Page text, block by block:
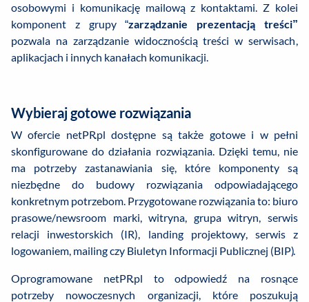
osobowymi i komunikację mailową z kontaktami. Z kolei
komponent z grupy “zarządzanie
prezentacją treści”
pozwala na zarządzanie widocznością treści w serwisach,
aplikacjach i innych kanałach komunikacji.
Wybieraj gotowe rozwiązania
W ofercie netPR.pl dostępne są także gotowe i w pełni
skonfigurowane do działania rozwiązania. Dzięki temu, nie
ma potrzeby zastanawiania się, które komponenty są
niezbędne do budowy rozwiązania odpowiadającego
konkretnym potrzebom. Przygotowane rozwiązania to: biuro
prasowe/newsroom marki, witryna, grupa witryn, serwis
relacji inwestorskich (IR), landing projektowy, serwis z
logowaniem, mailing czy Biuletyn Informacji Publicznej (BIP).
Oprogramowane netPR.pl to odpowiedź na rosnące
potrzeby nowoczesnych organizacji, które poszukują